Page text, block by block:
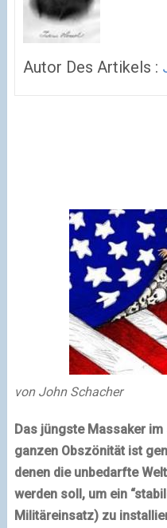
Autor Des Artikels :
von John Schacher
Das jüngste Massaker
ganzen Obszönität ist
denen die unbedarfte
werden soll, um ein
Militäreinsatz) zu